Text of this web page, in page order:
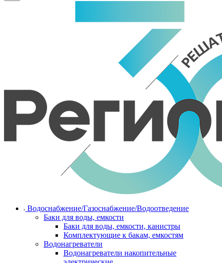
Водоснабжение/Газоснабжение/Водоотведение
Баки для воды, емкости
Баки для воды, емкости, канистры
Комплектующие к бакам, емкостям
Водонагреватели
Водонагреватели накопительные